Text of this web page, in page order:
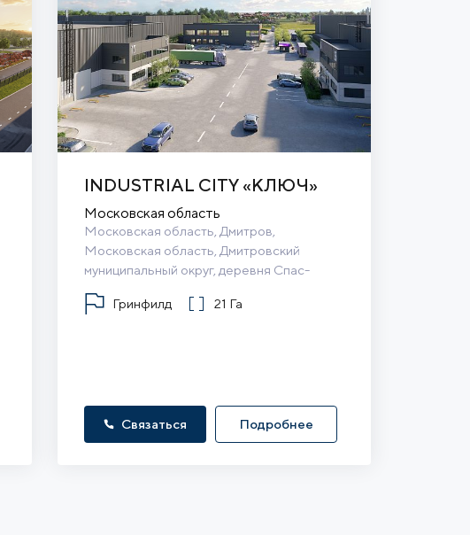
INDUSTRIAL CITY «КЛЮЧ»
Московская область
Московская область, Дмитров,
Московская область, Дмитровский
муниципальный округ, деревня Спас-
Гринфилд
21 Га
Связаться Подробнее